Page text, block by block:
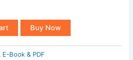
Buy Now
, E-Book & PDF